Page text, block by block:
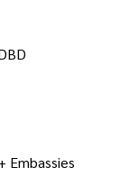
Embassies